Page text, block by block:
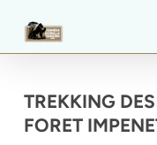
content
TREKKING
FORET